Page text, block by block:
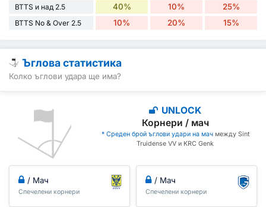
BTTS и над 2.5 40% 10% 25%
BTTS No & Over 2.5 10% 20% 15%
Ъглова статистика
Колко ъглови удара ще има?
UNLOCK
Корнери / мач
* Среден брой ъглови удари на мачмежду Sint
Truidense VV и KRC Genk
/ Мач
Спечелени корнери
/ Мач
Спечелени корнери